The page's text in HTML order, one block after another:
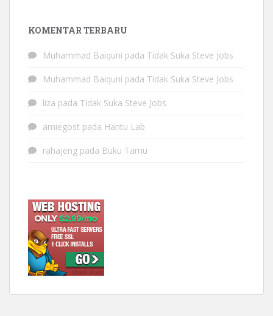
KOMENTAR TERBARU
Muhammad Baiquni pada Tidak Suka Steve Jobs
Muhammad Baiquni pada Tidak Suka Steve Jobs
liza pada Tidak Suka Steve Jobs
amiegost pada Hantu Lab
rahajeng pada Buku Tamu